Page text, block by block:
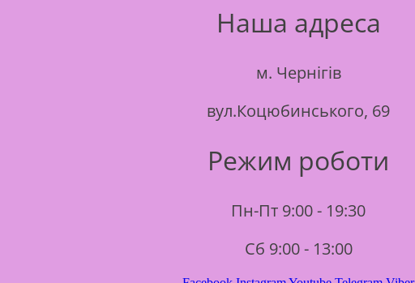
Наша адреса
м. Чернігів
вул.Коцюбинського, 69
Режим роботи
Пн-Пт 9:00 - 19:30
Сб 9:00 - 13:00